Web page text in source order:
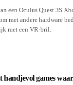
een Oculus Quest 3S
met andere hardware
met een VR-bril.
handjevol games